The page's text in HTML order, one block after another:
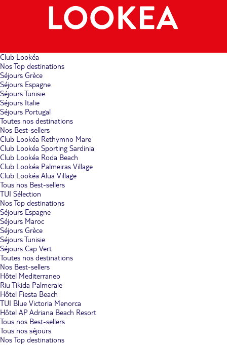
Club Lookéa
Nos Top destinations
Séjours Grèce
Séjours Espagne
Séjours Tunisie
Séjours Italie
Séjours Portugal
Toutes nos destinations
Nos Best-sellers
Club Lookéa Rethymno Mare
Club Lookéa Sporting Sardinia
Club Lookéa Roda Beach
Club Lookéa Palmeiras Village
Club Lookéa Alua Village
Tous nos Best-sellers
TUI Sélection
Nos Top destinations
Séjours Espagne
Séjours Maroc
Séjours Grèce
Séjours Tunisie
Séjours Cap Vert
Toutes nos destinations
Nos Best-sellers
Hôtel Mediterraneo
Riu Tikida Palmeraie
Hôtel Fiesta Beach
TUI Blue Victoria Menorca
Hôtel AP Adriana Beach Resort
Tous nos Best-sellers
Tous nos séjours
Nos Top destinations